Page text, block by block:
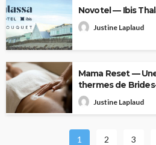
Novotel — Ibis
Justine Laplaud
Mama Reset —
thermes de
Justine Laplaud
1 2 3